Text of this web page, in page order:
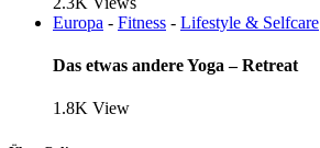
Europa - Fitness - Lifestyle & Selfcare
Das etwas andere Yoga – Retreat
1.8K View